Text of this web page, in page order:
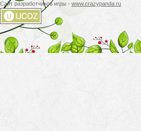
Сайт разработчиков игры - www.crazypanda.ru